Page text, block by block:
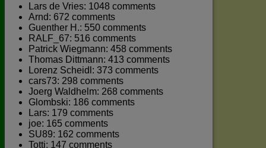
Lars de Vries: 1048 comments
Arnd: 672 comments
Guenther H.: 550 comments
RALF_67: 516 comments
Patrick Wiegmann: 458 comments
Thomas Dittmann: 413 comments
Lorenz Scheidl: 373 comments
cars73: 298 comments
Joerg Waldhelm: 268 comments
Glombski: 186 comments
Lars: 179 comments
joe: 165 comments
SU89: 162 comments
Totti: 147 comments